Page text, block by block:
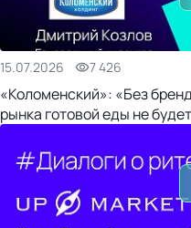
15.07.2026 7 426
«Коломенский»: «Без
рынка готовой еды не